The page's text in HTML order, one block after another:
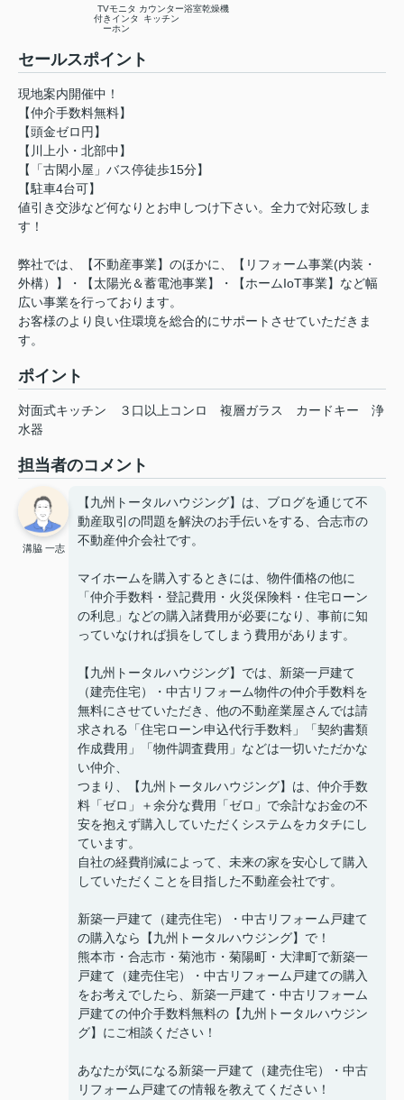
TVモニタ
付きインタ
ーホン
カウンター
キッチン
浴室乾燥機
セールスポイント
現地案内開催中！
【仲介手数料無料】
【頭金ゼロ円】
【川上小・北部中】
【「古閑小屋」バス停徒歩15分】
【駐車4台可】
値引き交渉など何なりとお申しつけ下さい。全力で対応致しま
す！
弊社では、【不動産事業】のほかに、【リフォーム事業(内装・
外構）】・【太陽光＆蓄電池事業】・【ホームIoT事業】など幅
広い事業を行っております。
お客様のより良い住環境を総合的にサポートさせていただきま
す。
ポイント
対面式キッチン ３口以上コンロ 複層ガラス カードキー
浄
水器
担当者のコメント
溝脇 一志
【九州トータルハウジング】は、ブログを通じて不
動産取引の問題を解決のお手伝いをする、合志市の
不動産仲介会社です。
マイホームを購入するときには、物件価格の他に
「仲介手数料・登記費用・火災保険料・住宅ローン
の利息」などの購入諸費用が必要になり、事前に知
っていなければ損をしてしまう費用があります。
【九州トータルハウジング】では、新築一戸建て
（建売住宅）・中古リフォーム物件の仲介手数料を
無料にさせていただき、他の不動産業屋さんでは請
求される「住宅ローン申込代行手数料」「契約書類
作成費用」「物件調査費用」などは一切いただかな
い仲介、
つまり、【九州トータルハウジング】は、仲介手数
料「ゼロ」＋余分な費用「ゼロ」で余計なお金の不
安を抱えず購入していただくシステムをカタチにし
ています。
自社の経費削減によって、未来の家を安心して購入
していただくことを目指した不動産会社です。
新築一戸建て（建売住宅）・中古リフォーム戸建て
の購入なら【九州トータルハウジング】で！
熊本市・合志市・菊池市・菊陽町・大津町で新築一
戸建て（建売住宅）・中古リフォーム戸建ての購入
をお考えでしたら、新築一戸建て・中古リフォーム
戸建ての仲介手数料無料の【九州トータルハウジン
グ】にご相談ください！
あなたが気になる新築一戸建て（建売住宅）・中古
リフォーム戸建ての情報を教えてください！